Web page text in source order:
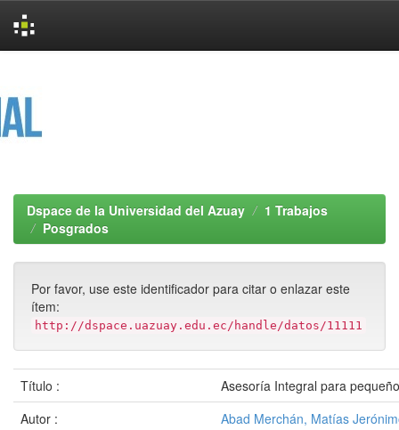
Dspace de la Universidad del Azuay
1 Trabajos
Posgrados
Por favor, use este identificador para citar o enlazar este
ítem:
http://dspace.uazuay.edu.ec/handle/datos/11111
Título :
Asesoría Integral para
Autor :
Abad Merchán, Matías